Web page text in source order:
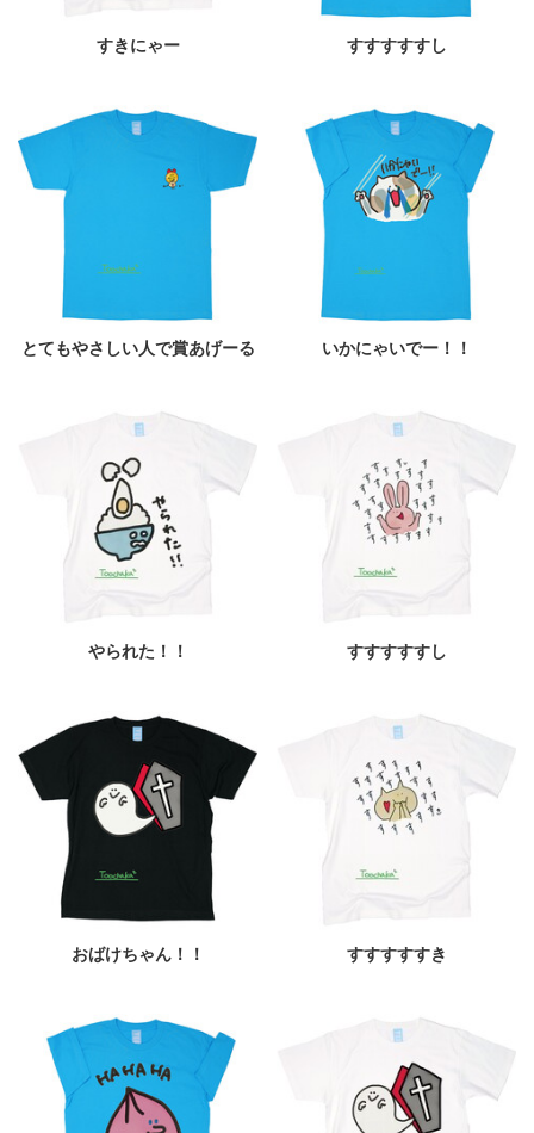
すきにゃー すすすすすし
とてもやさしい人で賞あげーる いかにゃいでー！！
やられた！！ すすすすすし
おばけちゃん！！ すすすすすき